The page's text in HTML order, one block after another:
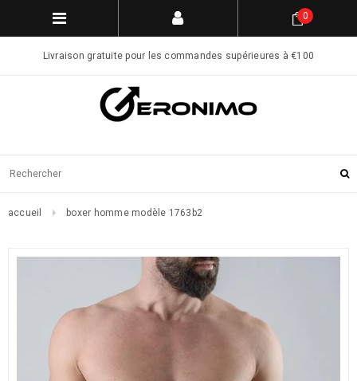
Livraison gratuite pour les commandes supérieures à €100
0
accueil boxer homme modèle 1763b2